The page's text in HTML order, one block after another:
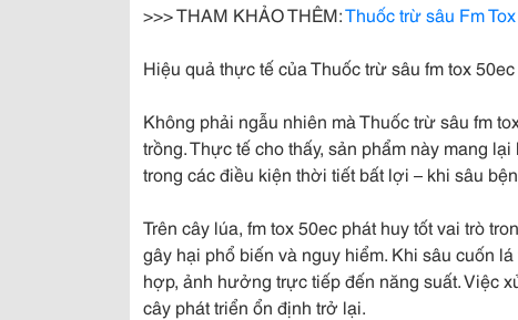
>>> THAM KHẢO THÊM:Thuốc trừ sâu Fm
Hiệu quả thực tế của Thuốc trừ sâu fm tox
Không phải ngẫu nhiên mà Thuốc trừ sâu fm
trồng. Thực tế cho thấy, sản phẩm này mang
trong các điều kiện thời tiết bất lợi – khi sâu
Trên cây lúa, fm tox 50ec phát huy tốt vai trò
gây hại phổ biến và nguy hiểm. Khi sâu cuốn
hợp, ảnh hưởng trực tiếp đến năng suất. Việc
cây phát triển ổn định trở lại.